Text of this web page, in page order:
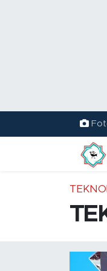
Trafik Durumu
TFF 2.Lig
Haber Arşivi